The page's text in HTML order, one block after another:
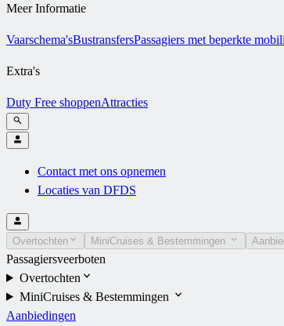
Meer Informatie
Vaarschema'sBustransfersPassagiers met beperkte
Extra's
Duty Free shoppenAttracties
Contact met ons opnemen
Locaties van DFDS
Overtochten MiniCruises & Bestemmingen
Passagiersveerboten
Overtochten
MiniCruises & Bestemmingen
Aanbiedingen